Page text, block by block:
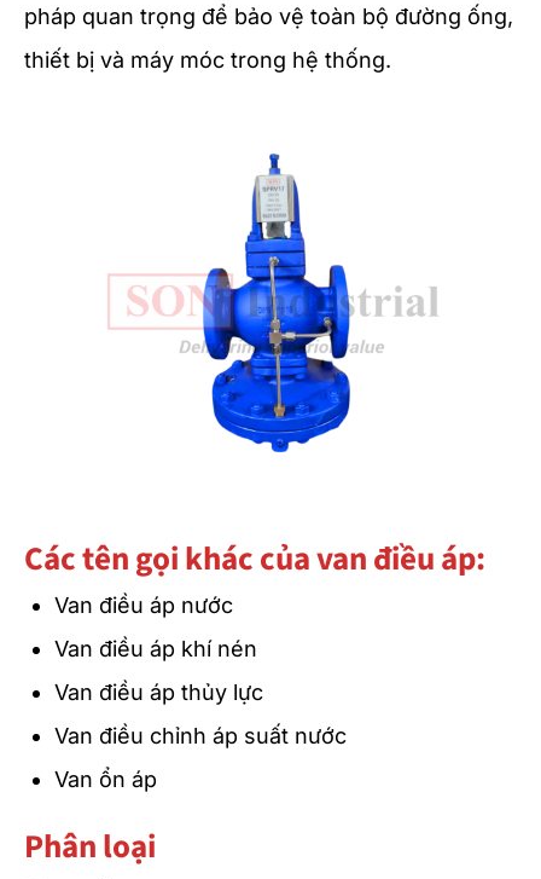
pháp quan trọng để bảo vệ toàn bộ đường ống,
thiết bị và máy móc trong hệ thống.
Các tên gọi khác của van điều áp:
Van điều áp nước
Van điều áp khí nén
Van điều áp thủy lực
Van điều chỉnh áp suất nước
Van ổn áp
Phân loại